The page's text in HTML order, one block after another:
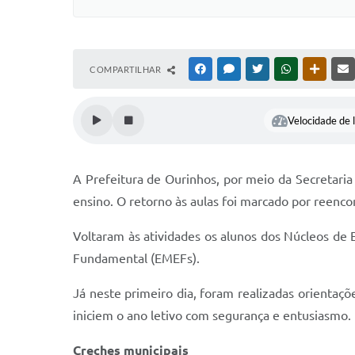
COMPARTILHAR FACEBOOKMESSENGER
TWITTERWHATSAPP
Velocidade de
A Prefeitura de Ourinhos, por meio da
ensino. O retorno às aulas foi marcado por
Voltaram às atividades os alunos dos Núcleos de
Fundamental (EMEFs).
Já neste primeiro dia, foram realizadas
iniciem o ano letivo com segurança e entusiasmo.
Creches municipais